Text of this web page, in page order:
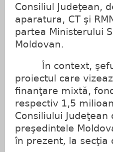
Consiliul Judeţean,
aparatura, CT şi
partea Ministerului
Moldovan.
În context, şeful
proiectul care
finanţare mixtă,
respectiv 1,5
Consiliului
preşedintele
în prezent, la secţia